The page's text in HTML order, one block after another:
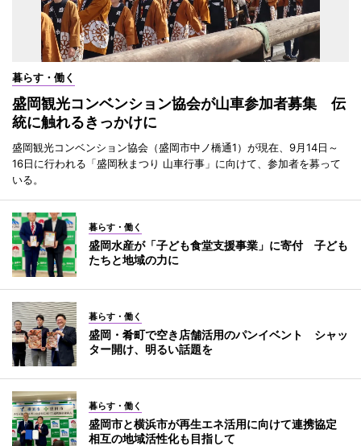
暮らす・働く
盛岡観光コンベンション協会が山車参加者募集 伝
統に触れるきっかけに
盛岡観光コンベンション協会（盛岡市中ノ橋通1）が現在、9月14日～
16日に行われる「盛岡秋まつり 山車行事」に向けて、参加者を募って
いる。
暮らす・働く
盛岡水産が「子ども食堂支援事業」に寄付 子ども
たちと地域の力に
暮らす・働く
盛岡・肴町で空き店舗活用のパンイベント シャッ
ター開け、明るい話題を
暮らす・働く
盛岡市と横浜市が再生エネ活用に向けて連携協定
相互の地域活性化も目指して